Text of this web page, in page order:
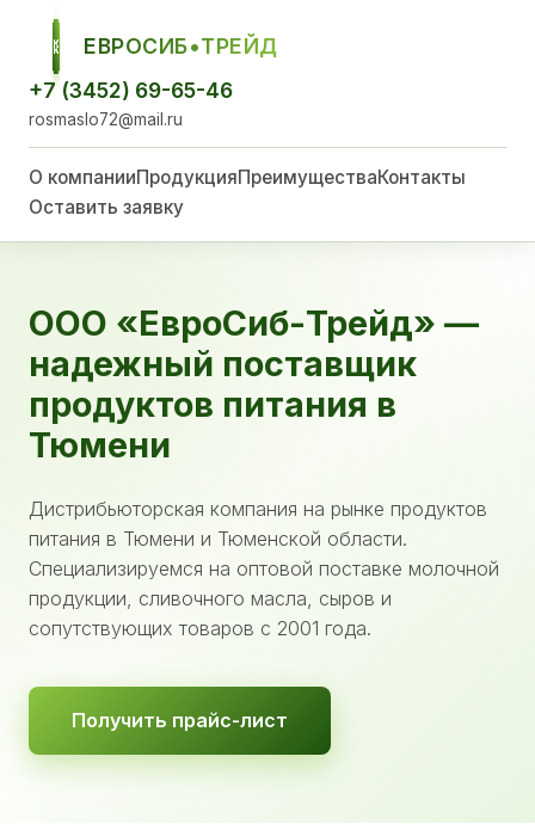
ЕСТ
ЕВРОСИБ•ТРЕЙД
+7 (3452) 69-65-46
rosmaslo72@mail.ru
О компанииПродукцияПреимуществаКонтакты
Оставить заявку
ООО «ЕвроСиб-Трейд» —
надежный поставщик
продуктов питания в
Тюмени
Дистрибьюторская компания на рынке продуктов
питания в Тюмени и Тюменской области.
Специализируемся на оптовой поставке молочной
продукции, сливочного масла, сыров и
сопутствующих товаров с 2001 года.
Получить прайс-лист